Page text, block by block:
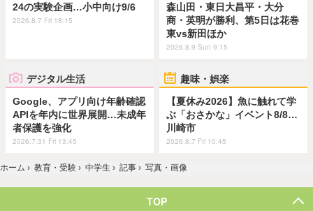
24の実験企画…小中向け9/6
2026.8.7 Fri 18:15
森山田・東日大昌平・大分
商・英明が勝利、第5日は花巻
東vs新田ほか
2026.8.9 Sun 9:15
デジタル生活
Google、アプリ向け年齢確認
APIを年内に世界展開…未成年
者保護を強化
2026.7.31 Fri 13:45
趣味・娯楽
【夏休み2026】魚に触れて学
ぶ「おさかな」イベント8/8…
川崎市
2026.8.7 Fri 10:45
ホーム › 教育・受験 › 中学生 › 記事 › 写真・画像
TOP